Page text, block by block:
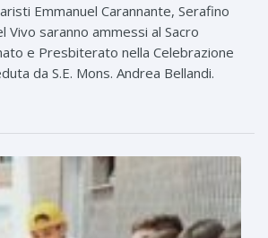
Emmanuel Carannante, Serafino
Vivo saranno ammessi al Sacro
e Presbiterato nella Celebrazione
da S.E. Mons. Andrea Bellandi.